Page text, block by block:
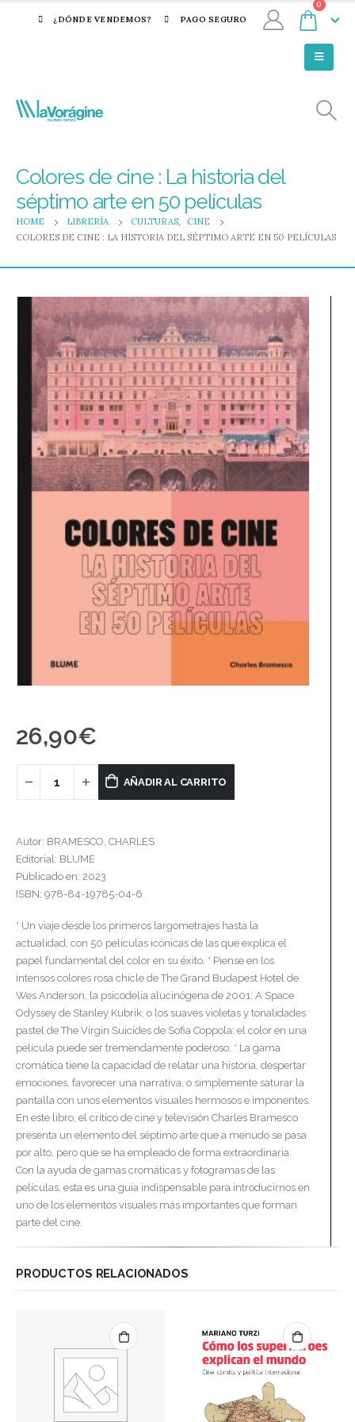
¿DÓNDE VENDEMOS? PAGO SEGURO
0
Colores de cine : La historia del
séptimo arte en 50 películas
HOME LIBRERÍA CULTURAS,
CINE
COLORES DE CINE : LA HISTORIA DEL SÉPTIMO ARTE EN 50 PELÍCULAS
26,90€
AÑADIR AL CARRITO
Autor: BRAMESCO, CHARLES
Editorial: BLUME
Publicado en: 2023
ISBN: 978-84-19785-04-6
* Un viaje desde los primeros largometrajes hasta la
actualidad, con 50 películas icónicas de las que explica el
papel fundamental del color en su éxito. * Piense en los
intensos colores rosa chicle de The Grand Budapest Hotel de
Wes Anderson, la psicodelia alucinógena de 2001: A Space
Odyssey de Stanley Kubrik, o los suaves violetas y tonalidades
pastel de The Virgin Suicides de Sofia Coppola: el color en una
película puede ser tremendamente poderoso. * La gama
cromática tiene la capacidad de relatar una historia, despertar
emociones, favorecer una narrativa, o simplemente saturar la
pantalla con unos elementos visuales hermosos e imponentes.
En este libro, el crítico de cine y televisión Charles Bramesco
presenta un elemento del séptimo arte que a menudo se pasa
por alto, pero que se ha empleado de forma extraordinaria.
Con la ayuda de gamas cromáticas y fotogramas de las
películas, esta es una guía indispensable para introducirnos en
uno de los elementos visuales más importantes que forman
parte del cine.
PRODUCTOS RELACIONADOS